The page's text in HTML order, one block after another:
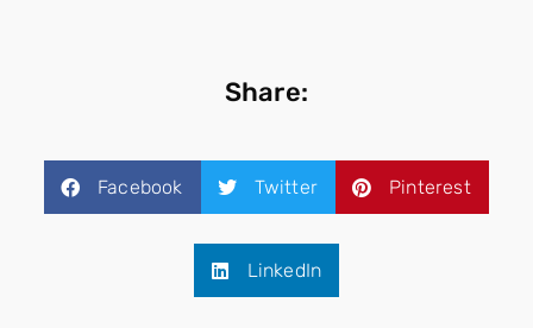
Share:
Facebook Twitter Pinterest
LinkedIn